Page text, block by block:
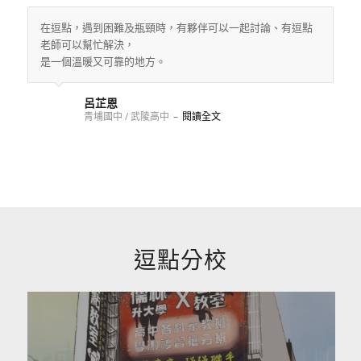
在逗點，遇到困難及瓶頸時，有夥伴可以一起討論、有逗點
老師可以幫忙解決，
是一個溫暖又可靠的地方。
呂芷恩
青埔國中 / 武陵高中 – 閱讀全文
逗點分校